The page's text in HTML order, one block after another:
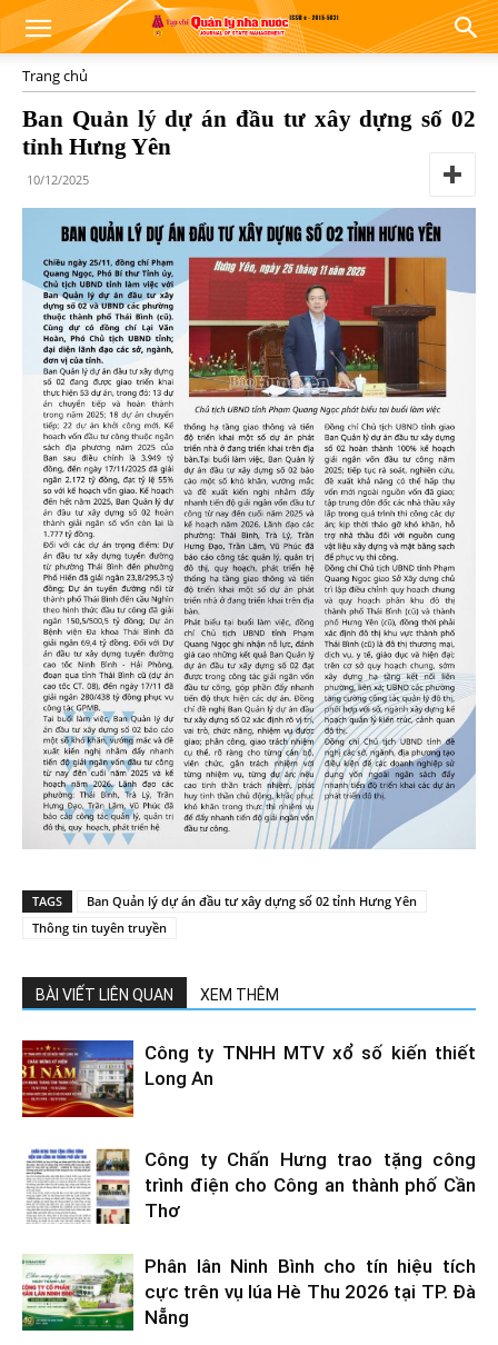
Trang chủ
Ban Quản lý dự án đầu tư xây dựng số 02
tỉnh Hưng Yên
10/12/2025
TAGS
Ban Quản lý dự án đầu tư xây dựng số 02 tỉnh Hưng Yên
Thông tin tuyên truyền
BÀI VIẾT LIÊN QUAN XEM THÊM
Công ty TNHH MTV xổ số kiến thiết
Long An
Công ty Chấn Hưng trao tặng công
trình điện cho Công an thành phố Cần
Thơ
Phân lân Ninh Bình cho tín hiệu tích
cực trên vụ lúa Hè Thu 2026 tại TP. Đà
Nẵng